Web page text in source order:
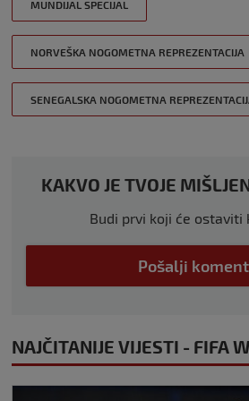
MUNDIJAL SPECIJAL
NORVEŠKA NOGOMETNA REPREZENTACIJA
SENEGALSKA NOGOMETNA
KAKVO JE TVOJE
Budi prvi koji će ostaviti
Pošalji
NAJČITANIJE VIJESTI - FIFA